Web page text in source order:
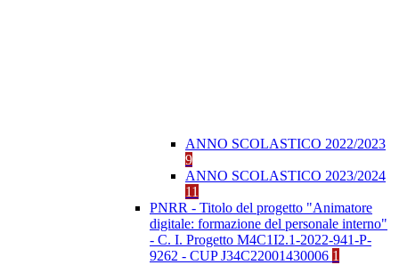
ANNO SCOLASTICO 2022/2023
9
ANNO SCOLASTICO 2023/2024
11
PNRR - Titolo del progetto "Animatore
digitale: formazione del personale interno"
- C. I. Progetto M4C1I2.1-2022-941-P-
9262 - CUP J34C22001430006 1